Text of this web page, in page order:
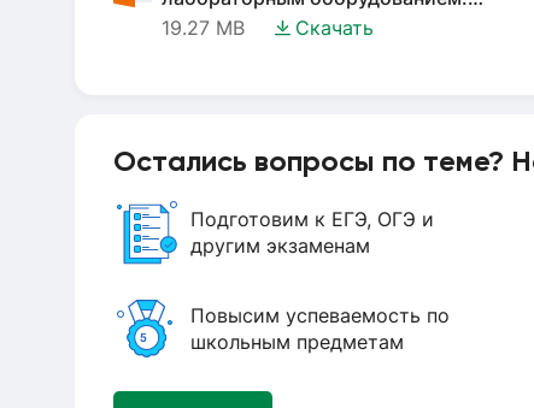
Наблюдение за горящей свечой.
19.27 MB Скачать
Остались вопросы по теме?
Подготовим к ЕГЭ, ОГЭ и
другим экзаменам
Повысим успеваемость по
школьным предметам